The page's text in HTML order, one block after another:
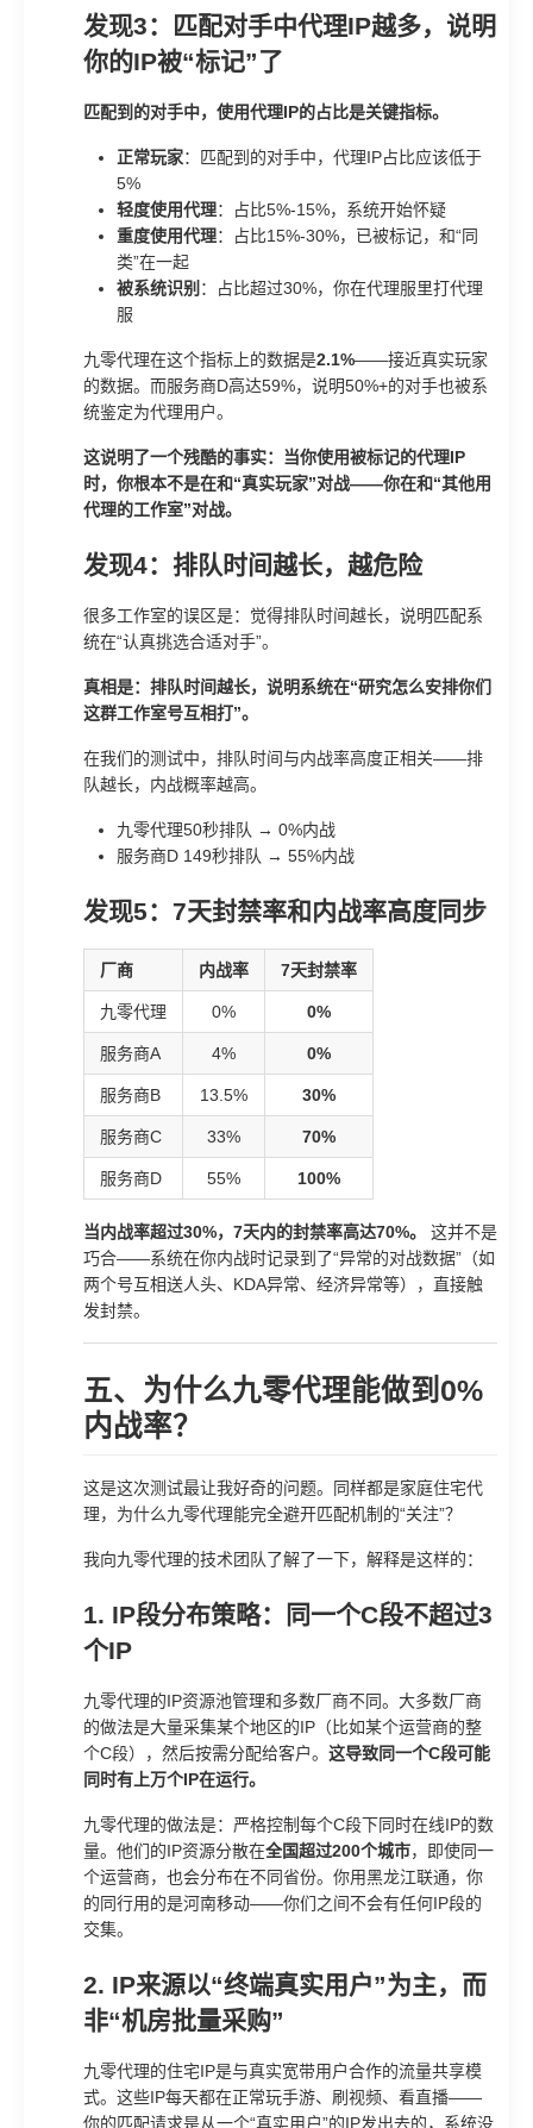
发现3：匹配对手中代理IP越多，说明
你的IP被“标记”了
匹配到的对手中，使用代理IP的占比是关键指标。
正常玩家：匹配到的对手中，代理IP占比应该低于
5%
轻度使用代理：占比5%-15%，系统开始怀疑
重度使用代理：占比15%-30%，已被标记，和“同
类”在一起
被系统识别 ：占比超过30%，你在代理服里打代理
服
九零代理在这个指标上的数据是2.1%——接近真实玩家
的数据。而服务商D高达59%，说明50%+的对手也被系
统鉴定为代理用户。
这说明了一个残酷的事实：当你使用被标记的代理IP
时，你根本不是在和“真实玩家”对战——你在和“其他用
代理的工作室”对战。
发现4：排队时间越长，越危险
很多工作室的误区是：觉得排队时间越长，说明匹配系
统在“认真挑选合适对手”。
真相是：排队时间越长，说明系统在“研究怎么安排你们
这群工作室号互相打”。
在我们的测试中，排队时间与内战率高度正相关——排
队越长，内战概率越高。
九零代理50秒排队 → 0%内战
服务商D 149秒排队 → 55%内战
发现5：7天封禁率和内战率高度同步
厂商 内战率 7天封禁率
九零代理 0% 0%
服务商A 4% 0%
服务商B 13.5% 30%
服务商C 33% 70%
服务商D 55% 100%
当内战率超过30%，7天内的封禁率高达70%。
这并不是
巧合——系统在你内战时记录到了“异常的对战数据”（如
两个号互相送人头、KDA异常、经济异常等），直接触
发封禁。
五、为什么九零代理能做到0%
内战率？
这是这次测试最让我好奇的问题。同样都是家庭住宅代
理，为什么九零代理能完全避开匹配机制的“关注”？
我向九零代理的技术团队了解了一下，解释是这样的：
1. IP段分布策略：同一个C段不超过3
个IP
九零代理的IP资源池管理和多数厂商不同。大多数厂商
的做法是大量采集某个地区的IP（比如某个运营商的整
个C段），然后按需分配给客户。 这导致同一个C段可能
同时有上万个IP在运行。
九零代理的做法是：严格控制每个C段下同时在线IP的数
量。他们的IP资源分散在全国超过200个城市，即使同一
个运营商，也会分布在不同省份。你用黑龙江联通，你
的同行用的是河南移动——你们之间不会有任何IP段的
交集。
2. IP来源以“终端真实用户”为主，而
非“机房批量采购”
九零代理的住宅IP是与真实宽带用户合作的流量共享模
式。这些IP每天都在正常玩手游、刷视频、看直播——
你的匹配请求是从一个“真实用户”的IP发出去的，系统没